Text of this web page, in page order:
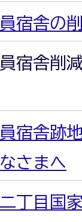
宿舎の
宿舎削
宿舎跡
さまへ
丁目国